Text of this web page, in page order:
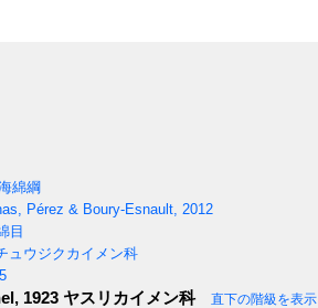
綿綱
Pérez & Boury-Esnault, 2012
目
ュウジクカイメン科
1923 ヤスリカイメン科 直下の階級を表示